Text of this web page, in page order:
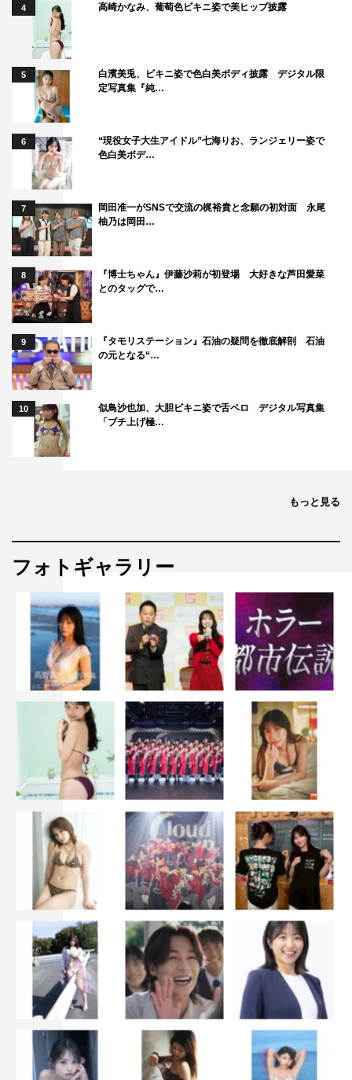
分かるよ」と、優しく話かけてくださいました。話しかけ
ていただけることがうれしいです。
◆あらためて新メンバーとしてこれからの意気込みをお願
いします。
まず、僕自身初回の収録はすごく楽しかったですし、これ
からの収録が楽しみでもあるので、視聴者の皆さんにも同
じ感覚で楽しんでいただけたらうれしいです。視聴者の皆
さんには、毎週の放送で大きな楽しみをお届けできるので
はないかなと思います。「ゴチ」の中にいる高橋文哉を、
新鮮味を感じながら楽しんでいただきつつ、だんだんなじ
負ける気がしないです！ ずっといける気がするので頑張
ります。
番組情報
『ぐるぐるナインティナイン』
日本テレビ系
2024年1月25日（木）午後7時54分～9時（一部地域では
午後8時スタート）
増田貴久（NEWS）、小芝風花、盛山晋太郎（見取り図）
高橋文哉、やす子
VIPチャレンジャー：土屋太鳳、出川哲朗
進行：羽鳥慎一
番組公式HP：https://www.ntv.co.jp/gurunai/
番組公式X：https://twitter.com/guru99_ntv
©日本テレビ
高橋文哉
4 高崎かなみ、葡萄色ビキニ姿で美ヒップ披露
5
白濱美兎、ビキニ姿で色白美ボディ披露 デジタル限
定写真集『純…
6
“現役女子大生アイドル”七海りお、ランジェリー姿で
色白美ボデ…
7
岡田准一がSNSで交流の梶裕貴と念願の初対面 永尾
柚乃は岡田…
8
『博士ちゃん』伊藤沙莉が初登場 大好きな芦田愛菜
とのタッグで…
9
『タモリステーション』石油の疑問を徹底解剖 石油
の元となる“…
10
似鳥沙也加、大胆ビキニ姿で舌ペロ デジタル写真集
「ブチ上げ極…
もっと見る
フォトギャラリー